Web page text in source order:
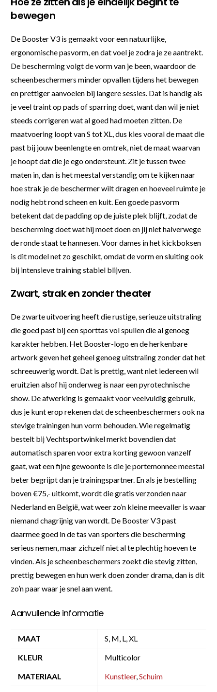
bewegen
De Booster V3 is gemaakt voor een natuurlijke,
ergonomische pasvorm, en dat voel je zodra je ze aantrekt.
De bescherming volgt de vorm van je been, waardoor de
scheenbeschermers minder opvallen tijdens het bewegen
en prettiger aanvoelen bij langere sessies. Dat is handig als
je veel traint op pads of sparring doet, want dan wil je niet
steeds corrigeren wat al goed had moeten zitten. De
maatvoering loopt van S tot XL, dus kies vooral de maat die
past bij jouw beenlengte en omtrek, niet de maat waarvan
je hoopt dat die je ego ondersteunt. Zit je tussen twee
maten in, dan is het meestal verstandig om te kijken naar
hoe strak je de beschermer wilt dragen en hoeveel ruimte je
nodig hebt rond scheen en kuit. Een goede pasvorm
betekent dat de padding op de juiste plek blijft, zodat de
bescherming doet wat hij moet doen en jij niet halverwege
de ronde staat te hannesen. Voor dames in het kickboksen
is dit model net zo geschikt, omdat de vorm en sluiting ook
bij intensieve training stabiel blijven.
Zwart, strak en zonder theater
De zwarte uitvoering heeft die rustige, serieuze uitstraling
die goed past bij een sporttas vol spullen die al genoeg
karakter hebben. Het Booster-logo en de herkenbare
artwork geven het geheel genoeg uitstraling zonder dat het
schreeuwerig wordt. Dat is prettig, want niet iedereen wil
eruitzien alsof hij onderweg is naar een pyrotechnische
show. De afwerking is gemaakt voor veelvuldig gebruik,
dus je kunt erop rekenen dat de scheenbeschermers ook na
stevige trainingen hun vorm behouden. Wie regelmatig
bestelt bij Vechtsportwinkel merkt bovendien dat
automatisch sparen voor extra korting gewoon vanzelf
gaat, wat een fijne gewoonte is die je portemonnee meestal
beter begrijpt dan je trainingspartner. En als je bestelling
boven €75,- uitkomt, wordt die gratis verzonden naar
Nederland en België, wat weer zo’n kleine meevaller is waar
niemand chagrijnig van wordt. De Booster V3 past
daarmee goed in de tas van sporters die bescherming
serieus nemen, maar zichzelf niet al te plechtig hoeven te
vinden. Als je scheenbeschermers zoekt die stevig zitten,
prettig bewegen en hun werk doen zonder drama, dan is dit
zo’n paar waar je snel aan went.
Aanvullende informatie
MAAT S, M, L, XL
KLEUR Multicolor
MATERIAAL Kunstleer,Schuim